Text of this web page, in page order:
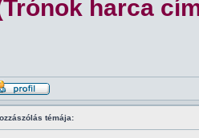
harca
témája: